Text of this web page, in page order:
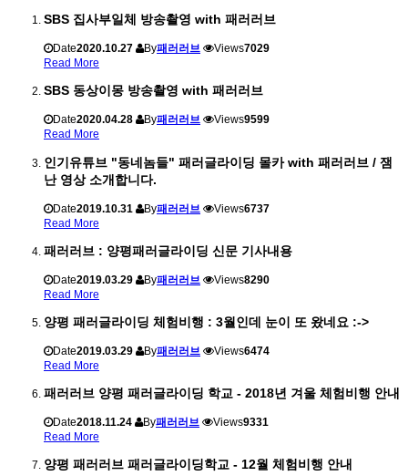
SBS 집사부일체 방송촬영 with 패러러브
Date2020.10.27 By패러러브 Views7029
Read More
SBS 동상이몽 방송촬영 with 패러러브
Date2020.04.28 By패러러브 Views9599
Read More
인기유튜브 "동네놈들" 패러글라이딩 몰카 with 패러러브 / 잼
난 영상 소개합니다.
Date2019.10.31 By패러러브 Views6737
Read More
패러러브 : 양평패러글라이딩 신문 기사내용
Date2019.03.29 By패러러브 Views8290
Read More
양평 패러글라이딩 체험비행 : 3월인데 눈이 또 왔네요 :->
Date2019.03.29 By패러러브 Views6474
Read More
패러러브 양평 패러글라이딩 학교 - 2018년 겨울 체험비행 안내
Date2018.11.24 By패러러브 Views9331
Read More
양평 패러러브 패러글라이딩학교 - 12월 체험비행 안내